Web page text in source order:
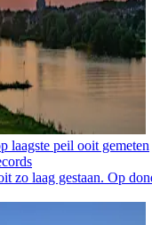
laagste peil ooit gemeten
zo laag gestaan. Op